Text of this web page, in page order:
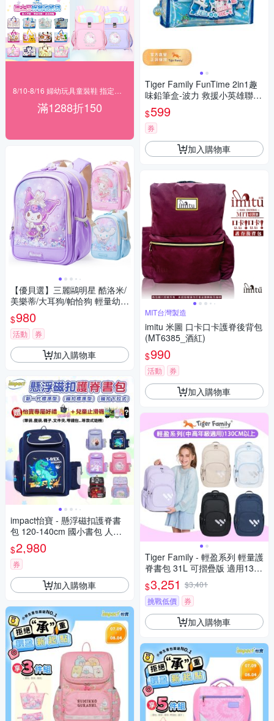
滿1288折150
【優貝選】三麗鷗明星 酷洛米/
美樂蒂/大耳狗/帕恰狗 輕量幼兒
園/幼稚園書包 後背書包(A4可
放)
$980
活動 券
加入購物車
impact怡寶 - 懸浮磁扣護脊書
包 120-140cm 國小書包 人體
工學減壓書包 後背包 防潑水輕
量反光書包
$2,980
券
加入購物車
Tiger Family FunTime 2in1趣
味鉛筆盒-波力 救援小英雄聯名
款
$599
券
加入購物車
MIT台灣製造
imitu 米圖 口卡口卡護脊後背包
(MT6385_酒紅)
$990
活動 券
加入購物車
Tiger Family - 輕盈系列 輕量護
脊書包 31L 可摺疊版 適用130c
m以上
$3,251 $3,401
挑戰低價
券
加入購物車